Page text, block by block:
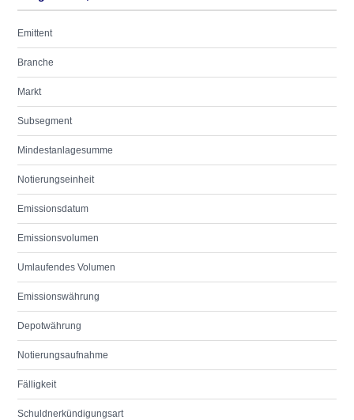
Emittent
Branche
Markt
Subsegment
Mindestanlagesumme
Notierungseinheit
Emissionsdatum
Emissionsvolumen
Umlaufendes Volumen
Emissionswährung
Depotwährung
Notierungsaufnahme
Fälligkeit
Schuldnerkündigungsart